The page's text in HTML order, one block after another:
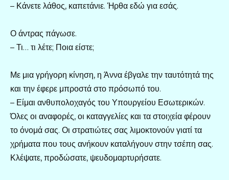
– Κάνετε λάθος, καπετάνιε. Ήρθα εδώ για εσάς.
Ο άντρας πάγωσε.
– Τι… τι λέτε; Ποια είστε;
Με μια γρήγορη κίνηση, η Άννα έβγαλε την ταυτότητά της
και την έφερε μπροστά στο πρόσωπό του.
– Είμαι ανθυπολοχαγός του Υπουργείου Εσωτερικών.
Όλες οι αναφορές, οι καταγγελίες και τα στοιχεία φέρουν
το όνομά σας. Οι στρατιώτες σας λιμοκτονούν γιατί τα
χρήματα που τους ανήκουν καταλήγουν στην τσέπη σας.
Κλέψατε, προδώσατε, ψευδομαρτυρήσατε.